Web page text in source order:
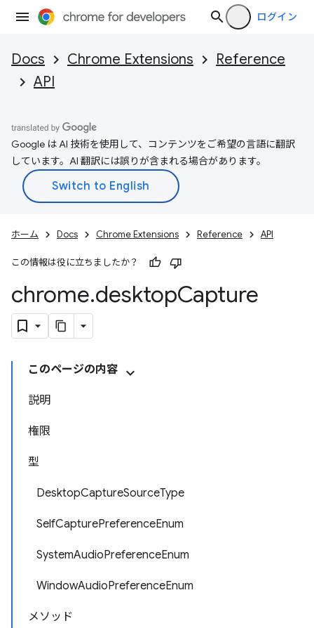
ログイン
Docs Chrome Extensions
Reference
API
Google は AI 技術を使用して、コンテンツをご希望の言語に翻訳
しています。AI 翻訳には誤りが含まれる場合があります。
ホーム Docs Chrome Extensions Reference API
この情報は役に立ちましたか？
chrome.desktopCapture
このページの内容
説明
権限
型
DesktopCaptureSourceType
SelfCapturePreferenceEnum
SystemAudioPreferenceEnum
WindowAudioPreferenceEnum
メソッド